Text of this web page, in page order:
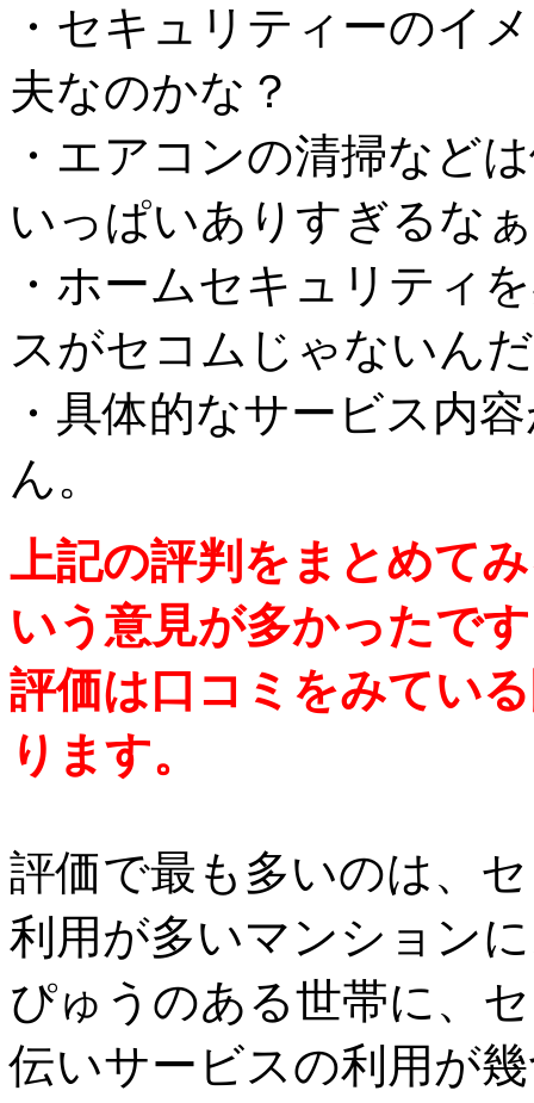
・セキュリティーのイ
夫なのかな？
・エアコンの清掃など
いっぱいありすぎるな
・ホームセキュリティ
スがセコムじゃないん
・具体的なサービス内
ん。
上記の評判をまとめて
いう意見が多かったで
評価は口コミをみてい
ります。
評価で最も多いのは、
利用が多いマンション
ぴゅうのある世帯に、
伝いサービスの利用が